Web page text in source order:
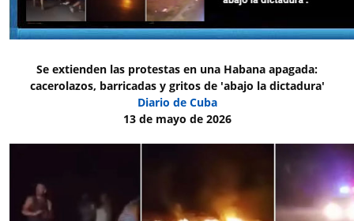
Se extienden las protestas en una Habana apagada:
cacerolazos, barricadas y gritos de 'abajo la dictadura'
Diario de Cuba
13 de mayo de 2026